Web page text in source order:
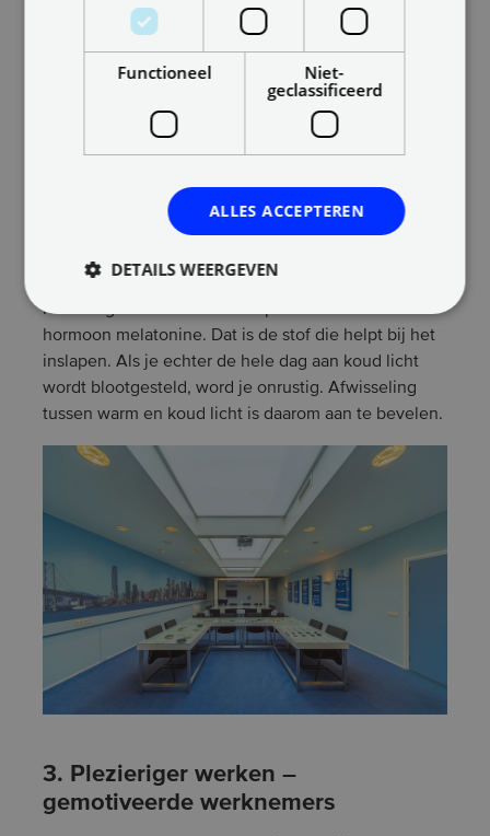
kunnen mensen zich beter op hun werk
concentreren en hun energiereserves beter
HCL, mits ingezet op een goede manier en in de
juiste proporties, geeft net als daglicht een gevoel
van frisheid, fitheid en daadkracht. Het bevordert de
productie van het zogenoemde gelukshormoon
serotonine. Uit onderzoeken blijkt dat mensen
energieker en meer geconcentreerdzijn als ze bij
koud licht, dat lijkt op daglicht, werken.
Koud daglicht onderdrukt de productie van het
hormoon melatonine. Dat is de stof die helpt bij het
inslapen. Als je echter de hele dag aan koud licht
wordt blootgesteld, word je onrustig. Afwisseling
tussen warm en koud licht is daarom aan te bevelen.
3. Plezieriger werken –
gemotiveerde werknemers
Functioneel
Niet-
geclassificeerd
ALLES ACCEPTEREN
DETAILS WEERGEVEN